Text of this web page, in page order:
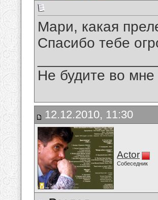
Мари, какая
Спасибо тебе
Не будите во
12.12.2010, 11:30
Actor
Собеседник